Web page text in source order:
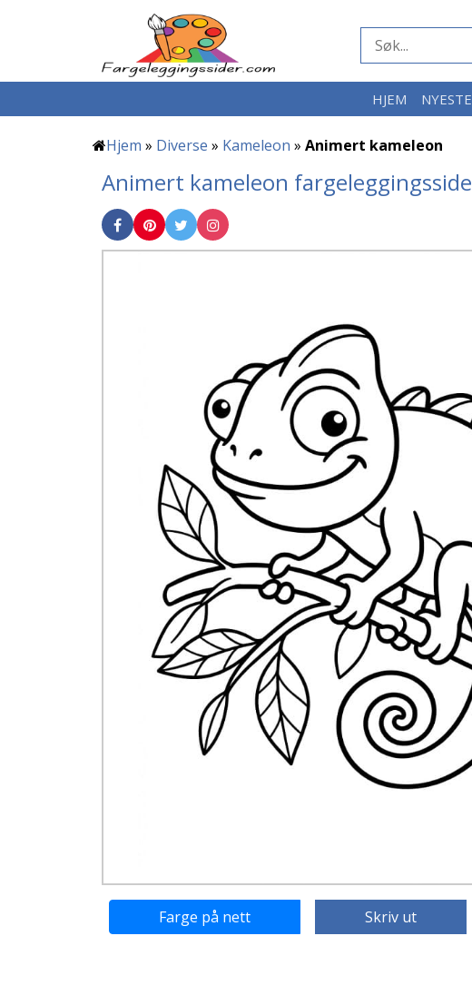
HJEM NYESTE
Hjem » Diverse » Kameleon » Animert kameleon
Animert kameleon fargeleggingsside
Farge på nett Skriv ut